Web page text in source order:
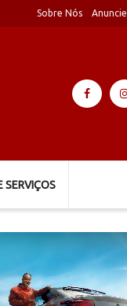
Sobre Nós Anuncie
SERVIÇOS